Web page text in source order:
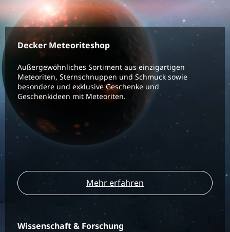
Decker Meteoriteshop
Außergewöhnliches Sortiment aus einzigartigen
Meteoriten, Sternschnuppen und Schmuck sowie
besondere und exklusive Geschenke und
Geschenkideen mit Meteoriten.
Mehr erfahren
Wissenschaft & Forschung